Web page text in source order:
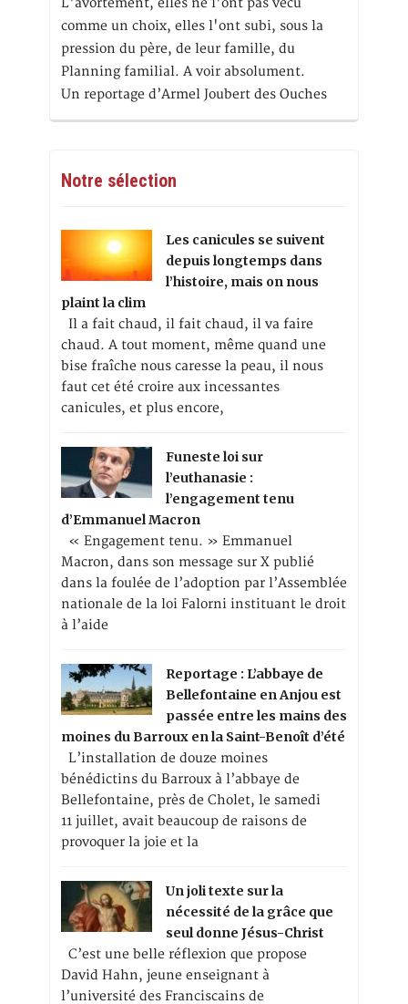
comme un choix, elles l'ont subi, sous la
pression du père, de leur famille, du
Planning familial. A voir absolument.
Un reportage d’Armel Joubert des Ouches
Notre sélection
Les canicules se suivent
depuis longtemps dans
l’histoire, mais on nous
plaint la clim
Il a fait chaud, il fait chaud, il va faire
chaud. A tout moment, même quand une
bise fraîche nous caresse la peau, il nous
faut cet été croire aux incessantes
canicules, et plus encore,
Funeste loi sur
l’euthanasie :
l’engagement tenu
d’Emmanuel Macron
« Engagement tenu. » Emmanuel
Macron, dans son message sur X publié
dans la foulée de l’adoption par l’Assemblée
nationale de la loi Falorni instituant le droit
à l’aide
Reportage : L’abbaye de
Bellefontaine en Anjou est
passée entre les mains des
moines du Barroux en la Saint-Benoît d’été
L’installation de douze moines
bénédictins du Barroux à l’abbaye de
Bellefontaine, près de Cholet, le samedi
11 juillet, avait beaucoup de raisons de
provoquer la joie et la
Un joli texte sur la
nécessité de la grâce que
seul donne Jésus-Christ
C’est une belle réflexion que propose
David Hahn, jeune enseignant à
l’université des Franciscains de